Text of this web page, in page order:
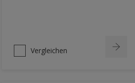
Vergleichen